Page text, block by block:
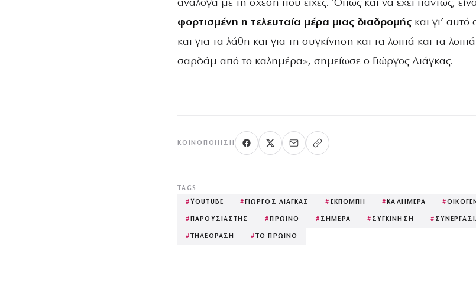
ανάλογα με τη σχέση που είχες. Όπως και να έχει πάντως,
φορτισμένη η τελευταία μέρα μιας διαδρομήςκαι γι’
και για τα λάθη και για τη συγκίνηση και τα λοιπά και τα
σαρδάμ από το καλημέρα», σημείωσε ο Γιώργος Λιάγκας.
ΚΟΙΝΟΠΟΊΗΣΗ
TAGS
# YOUTUBE #ΓΙΩΡΓΟΣ ΛΙΑΓΚΑΣ # ΕΚΠΟΜΠΗ #ΚΑΛΗΜΕΡΑ #
#ΠΑΡΟΥΣΙΑΣΤΗΣ #ΠΡΩΙΝΟ # ΣΗΜΕΡΑ # ΣΥΓΚΙΝΗΣΗ #
# ΤΗΛΕΟΡΑΣΗ # ΤΟ ΠΡΩΙΝΟ